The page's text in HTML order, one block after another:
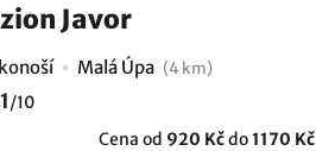
Javor
Malá Úpa (4 km)
/10
Cena od 920 Kčdo1170 Kč